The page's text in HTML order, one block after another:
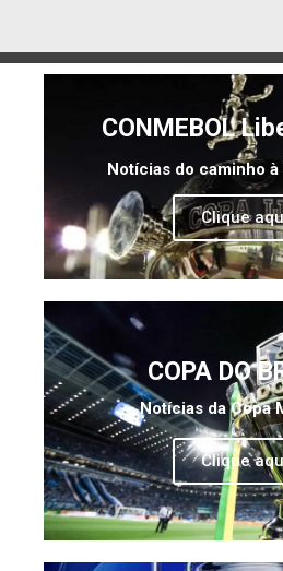
CONMEBOL
Notícias do caminho à
Clique
COPA DO
Notícias da Copa
Clique